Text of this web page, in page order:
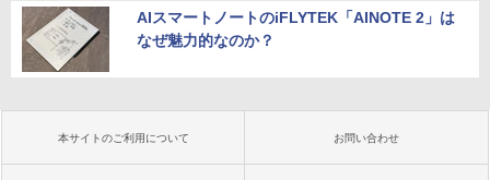
AIスマートノートのiFLYTEK「AINOTE 2」は
なぜ魅力的なのか？
本サイトのご利用について お問い合わせ